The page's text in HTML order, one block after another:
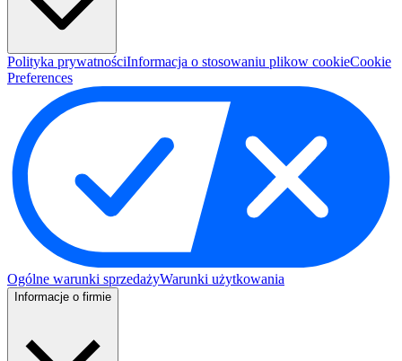
Polityka prywatnościInformacja o stosowaniu plikow cookieCookie
Preferences
Ogólne warunki sprzedażyWarunki użytkowania
Informacje o firmie